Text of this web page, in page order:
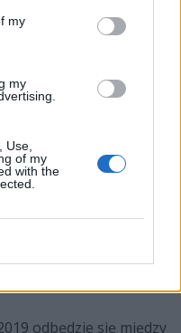
my
my
Use,
of my
with the
IEM Sydney 2019
MIBR
odbędzie się między